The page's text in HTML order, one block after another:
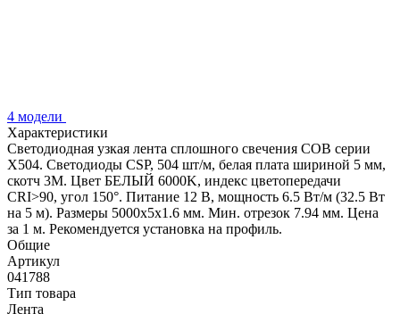
4 модели
Характеристики
Светодиодная узкая лента сплошного свечения COB серии
X504. Светодиоды CSP, 504 шт/м, белая плата шириной 5 мм,
скотч 3M. Цвет БЕЛЫЙ 6000K, индекс цветопередачи
CRI>90, угол 150°. Питание 12 В, мощность 6.5 Вт/м (32.5 Вт
на 5 м). Размеры 5000х5х1.6 мм. Мин. отрезок 7.94 мм. Цена
за 1 м. Рекомендуется установка на профиль.
Общие
Артикул
041788
Тип товара
Лента